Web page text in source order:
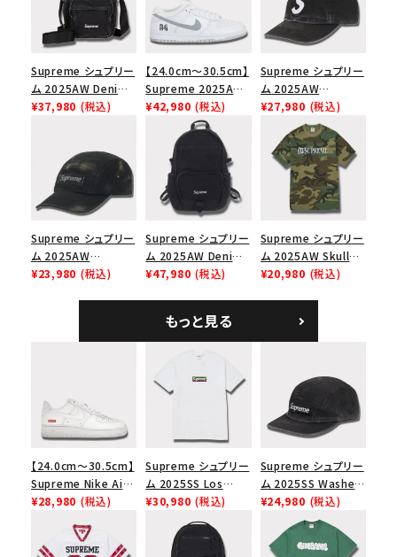
Supreme シュプリー
ム 2025AW Denim
Shoulder Bag デニ
¥37,980 (税込)
【24.0cm～30.5cm】
Supreme 2025AW
Nike SB Dunk Low
ナイキ SB ダンク ロ
ー スニーカー ホワイ
¥42,980 (税込)
Supreme シュプリー
ム 2025AW
Pigment Coated
2-Tone S Logo 6-
Panel Cap ピグメン
トコーテッド 2トーン
エスロゴ 6パネルキャ
ップ ブラック
¥27,980 (税込)
Supreme シュプリー
ム 2025AW
Overdyed Camp
¥23,980 (税込)
Supreme シュプリー
ム 2025AW Denim
Backpack デニム バ
¥47,980 (税込)
Supreme シュプリー
ム 2025AW Skull
Tee スカル Tシャ
¥20,980 (税込)
もっと見る
【24.0cm～30.5cm】
Supreme Nike Air
Force 1 Low シュプ
ース１スニーカー シ
ューズ ホワイト
¥28,980 (税込)
Supreme シュプリー
ム 2025SS Los
Angeles Fire Relief
Box Logo Tee ファ
イヤーリリーフボック
スロゴTシャツ ホワ
¥30,980 (税込)
Supreme シュプリー
ム 2025SS Washed
Chino Twill Camp
Cap ウォッシュチノツ
イルキャンプキャップ
ブラック 黒
¥24,980 (税込)